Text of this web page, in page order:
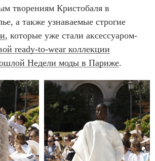
творениям Кристобаля в
а также узнаваемые строгие
, которые уже стали аксессуаром-
ready-to-wear коллекции
Недели моды в Париже.